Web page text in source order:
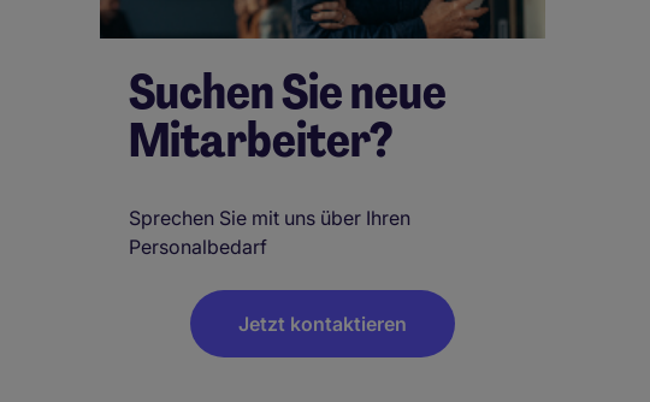
Suchen Sie neue
Mitarbeiter?
Sprechen Sie mit uns über Ihren
Personalbedarf
Jetzt kontaktieren